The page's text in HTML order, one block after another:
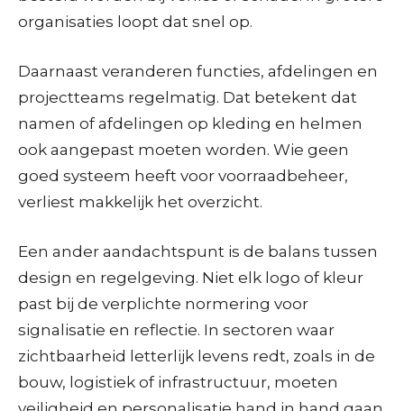
organisaties loopt dat snel op.
Daarnaast veranderen functies, afdelingen en
projectteams regelmatig. Dat betekent dat
namen of afdelingen op kleding en helmen
ook aangepast moeten worden. Wie geen
goed systeem heeft voor voorraadbeheer,
verliest makkelijk het overzicht.
Een ander aandachtspunt is de balans tussen
design en regelgeving. Niet elk logo of kleur
past bij de verplichte normering voor
signalisatie en reflectie. In sectoren waar
zichtbaarheid letterlijk levens redt, zoals in de
bouw, logistiek of infrastructuur, moeten